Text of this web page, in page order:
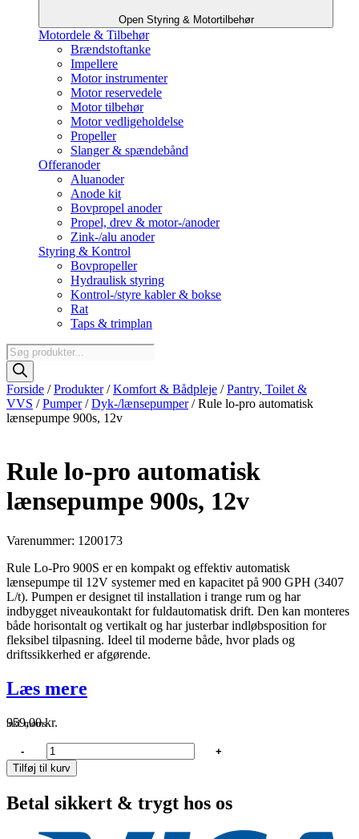
Open Styring & Motortilbehør
Motordele & Tilbehør
Brændstoftanke
Impellere
Motor instrumenter
Motor reservedele
Motor tilbehør
Motor vedligeholdelse
Propeller
Slanger & spændebånd
Offeranoder
Aluanoder
Anode kit
Bovpropel anoder
Propel, drev & motor-/anoder
Zink-/alu anoder
Styring & Kontrol
Bovpropeller
Hydraulisk styring
Kontrol-/styre kabler & bokse
Rat
Taps & trimplan
Products
search
Forside /Produkter/Komfort & Bådpleje /Pantry, Toilet &
VVS /Pumper/Dyk-/lænsepumper/ Rule lo-pro automatisk
lænsepumpe 900s, 12v
Rule lo-pro automatisk
lænsepumpe 900s, 12v
Varenummer: 1200173
Rule Lo-Pro 900S er en kompakt og effektiv automatisk
lænsepumpe til 12V systemer med en kapacitet på 900 GPH (3407
L/t). Pumpen er designet til installation i trange rum og har
indbygget niveaukontakt for fuldautomatisk drift. Den kan monteres
både horisontalt og vertikalt og har justerbar indløbsposition for
fleksibel tilpasning. Ideel til moderne både, hvor plads og
driftssikkerhed er afgørende.
Læs mere
959,00kr.
inkl. moms
Rule
lo-
pro
lænsepumpe
-
+
Tilføj til kurv
Betal sikkert & trygt hos os